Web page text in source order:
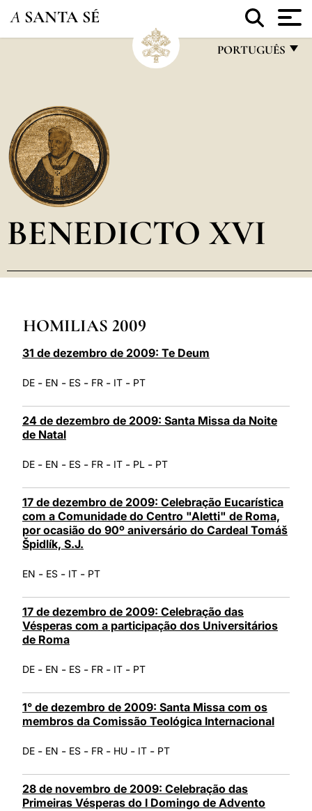
A SANTA SÉ
PORTUGUÊS
POLSKI
العربيّة
BENEDICTO XVI
HOMILIAS 2009
31 de dezembro de 2009: Te Deum
DE - EN - ES - FR - IT - PT
24 de dezembro de 2009: Santa Missa da Noite
de Natal
DE - EN - ES - FR - IT - PL - PT
17 de dezembro de 2009: Celebração Eucarística
com a Comunidade do Centro "Aletti" de Roma,
por ocasião do 90º aniversário do Cardeal Tomáš
Špidlík, S.J.
EN - ES - IT - PT
17 de dezembro de 2009: Celebração das
Vésperas com a participação dos Universitários
de Roma
DE - EN - ES - FR - IT - PT
1° de dezembro de 2009: Santa Missa com os
membros da Comissão Teológica Internacional
DE - EN - ES - FR - HU - IT - PT
28 de novembro de 2009: Celebração das
Primeiras Vésperas do I Domingo de Advento